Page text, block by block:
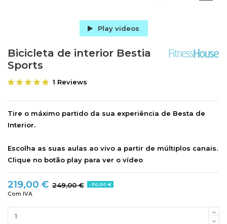
Play videos
Bicicleta de interior Bestia
Sports
1 Reviews
Tire o máximo partido da sua experiência de Besta de
Interior.
Escolha as suas aulas ao vivo a partir de múltiplos canais.
Clique no botão play para ver o vídeo
219,00 € 249,00 € -30,00 €
Com IVA